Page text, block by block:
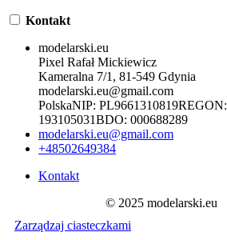
Kontakt
modelarski.eu
Pixel Rafał Mickiewicz
Kameralna 7/1, 81-549 Gdynia
modelarski.eu@gmail.com
PolskaNIP: PL9661310819REGON:
193105031BDO: 000688289
modelarski.eu@gmail.com
+48502649384
Kontakt
© 2025 modelarski.eu
Zarządzaj ciasteczkami